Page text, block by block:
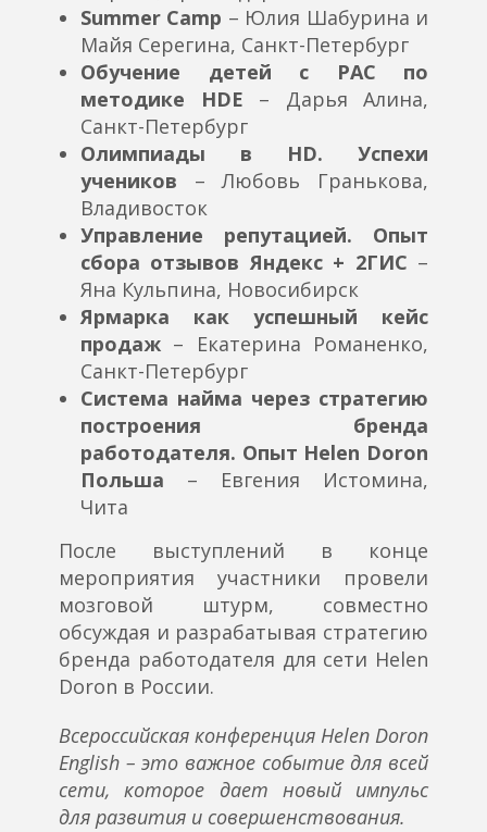
Summer Camp – Юлия Шабурина и
Майя Серегина, Санкт-Петербург
Обучение детей с РАС по
методике HDE – Дарья Алина,
Санкт-Петербург
Олимпиады в HD. Успехи
учеников – Любовь Гранькова,
Владивосток
Управление репутацией. Опыт
сбора отзывов Яндекс + 2ГИС –
Яна Кульпина, Новосибирск
Ярмарка как успешный кейс
продаж – Екатерина Романенко,
Санкт-Петербург
Система найма через стратегию
построения бренда
работодателя. Опыт Helen Doron
Польша – Евгения Истомина,
Чита
После выступлений в конце
мероприятия участники провели
мозговой штурм, совместно
обсуждая и разрабатывая стратегию
бренда работодателя для сети Helen
Doron в России.
Всероссийская конференция Helen Doron
English – это важное событие для всей
сети, которое дает новый импульс
для развития и совершенствования.